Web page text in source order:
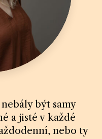
být samy
a jisté v každé
nebo ty